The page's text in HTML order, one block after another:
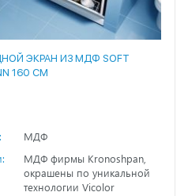
ЭКРАН ИЗ МДФ SOFT
160 СМ
МДФ
МДФ фирмы Kronoshpan,
окрашены по уникальной
технологии Vicolor